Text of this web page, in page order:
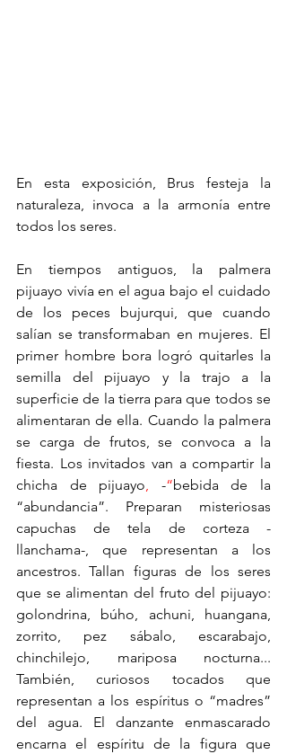
En esta exposición, Brus festeja la
naturaleza, invoca a la armonía entre
todos los seres.
En tiempos antiguos, la palmera
pijuayo vivía en el agua bajo el cuidado
de los peces bujurqui, que cuando
salían se transformaban en mujeres. El
primer hombre bora logró quitarles la
semilla del pijuayo y la trajo a la
superficie de la tierra para que todos se
alimentaran de ella. Cuando la palmera
se carga de frutos, se convoca a la
fiesta. Los invitados van a compartir la
chicha de pijuayo, -“bebida de la
“abundancia”. Preparan misteriosas
capuchas de tela de corteza -
llanchama-, que representan a los
ancestros. Tallan figuras de los seres
que se alimentan del fruto del pijuayo:
golondrina, búho, achuni, huangana,
zorrito, pez sábalo, escarabajo,
chinchilejo, mariposa nocturna...
También, curiosos tocados que
representan a los espíritus o “madres”
del agua. El danzante enmascarado
encarna el espíritu de la figura que